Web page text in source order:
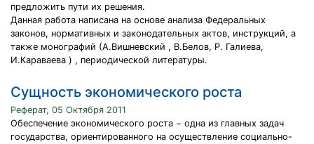
предложить пути их решения.
Данная работа написана на основе анализа Федеральных
законов, нормативных и законодательных актов, инструкций, а
также монографий (А.Вишневский , В.Белов, Р. Галиева,
И.Караваева ) , периодической литературы.
Сущность экономического роста
Реферат, 05 Октября 2011
Обеспечение экономического роста − одна из главных задач
государства, ориентированного на осуществление социально-